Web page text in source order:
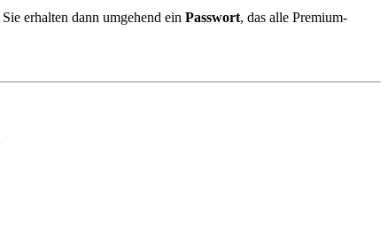
erhalten dann umgehend ein Passwort, das alle Premium-